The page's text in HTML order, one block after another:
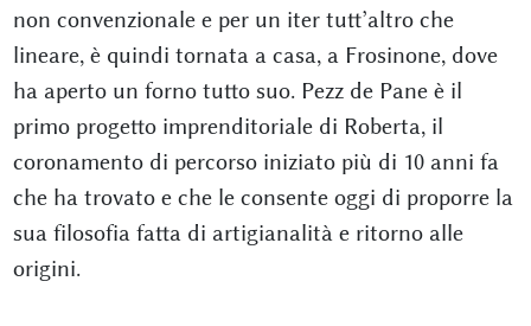
non convenzionale e per un iter tutt’altro che
lineare, è quindi tornata a casa, a Frosinone, dove
ha aperto un forno tutto suo. Pezz de Pane è il
primo progetto imprenditoriale di Roberta, il
coronamento di percorso iniziato più di 10 anni fa
che ha trovato e che le consente oggi di proporre la
sua filosofia fatta di artigianalità e ritorno alle
origini.